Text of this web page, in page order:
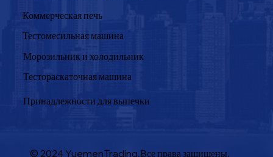
Коммерческая печь
Тестомесильная машина
Морозильник и холодильник
Тестораскаточная машина
Принадлежности для выпечки
© 2024 YuemenTrading.Все права защищены.